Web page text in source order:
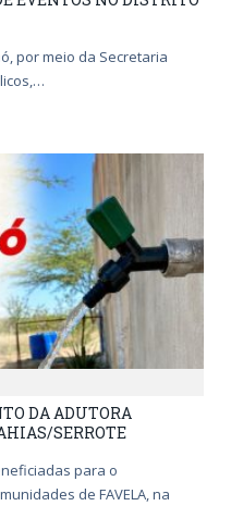
por meio da Secretaria
DA ADUTORA
SERROTE
para o
de FAVELA, na